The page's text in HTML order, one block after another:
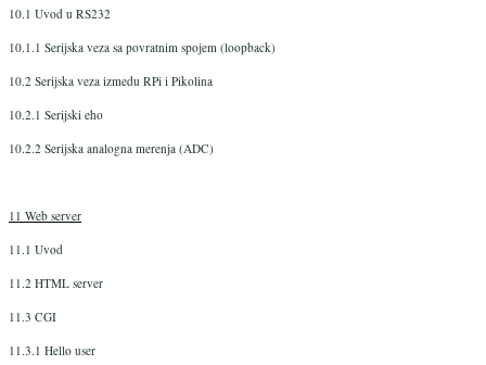
10.1 Uvod u RS232
10.1.1 Serijska veza sa povratnim spojem (loopback)
10.2 Serijska veza izmedu RPi i Pikolina
10.2.1 Serijski eho
10.2.2 Serijska analogna merenja (ADC)
11 Web server
11.1 Uvod
11.2 HTML server
11.3 CGI
11.3.1 Hello user